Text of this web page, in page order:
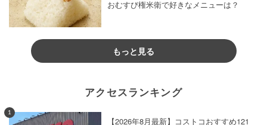
おむすび権米衛で好きなメニューは？
もっと見る
アクセスランキング
1
【2026年8月最新】コストコおすすめ121